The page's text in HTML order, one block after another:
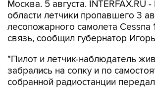
лесопожарного самолета Cessna
связь, сообщил губернатор Игорь
"Пилот и летчик-наблюдатель
собранной радиостанции
координаты самолету Бодайбо -
Также попросили передать